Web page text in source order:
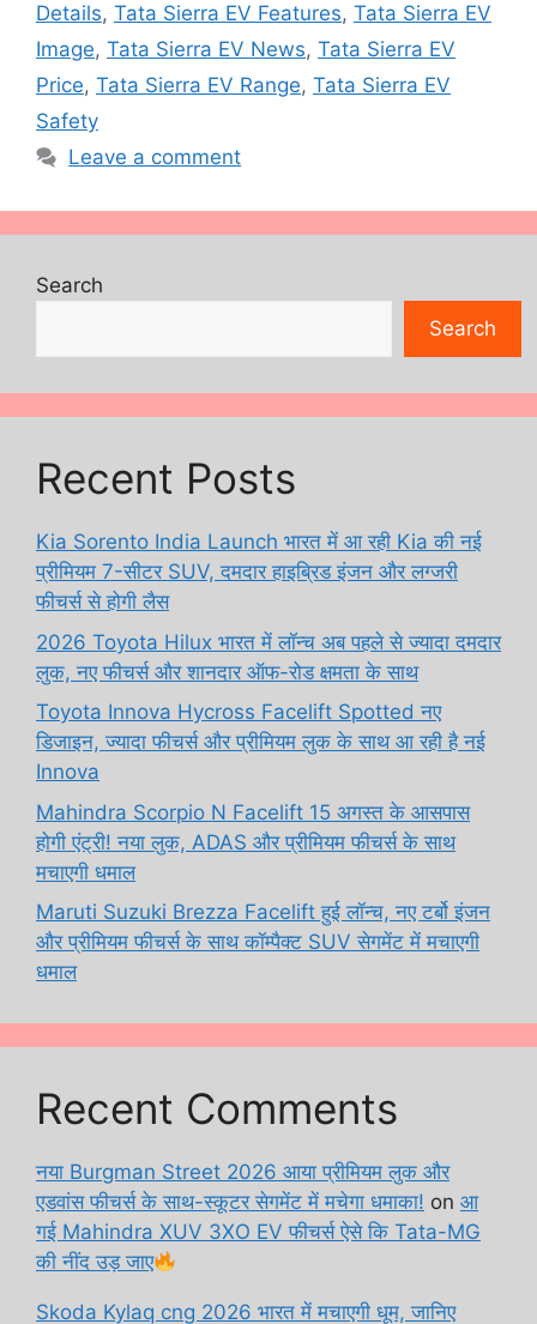
Details, Tata Sierra EV Features, Tata Sierra EV
Image, Tata Sierra EV News, Tata Sierra EV
Price, Tata Sierra EV Range, Tata Sierra EV
Safety
Leave a comment
Search
Search
Recent Posts
Kia Sorento India Launch भारत में आ रही Kia की नई
प्रीमियम 7-सीटर SUV, दमदार हाइब्रिड इंजन और लग्जरी
फीचर्स से होगी लैस
2026 Toyota Hilux भारत में लॉन्च अब पहले से ज्यादा दमदार
लुक, नए फीचर्स और शानदार ऑफ-रोड क्षमता के साथ
Toyota Innova Hycross Facelift Spotted नए
डिजाइन, ज्यादा फीचर्स और प्रीमियम लुक के साथ आ रही है नई
Innova
Mahindra Scorpio N Facelift 15 अगस्त के आसपास
होगी एंट्री! नया लुक, ADAS और प्रीमियम फीचर्स के साथ
मचाएगी धमाल
Maruti Suzuki Brezza Facelift हुई लॉन्च, नए टर्बो इंजन
और प्रीमियम फीचर्स के साथ कॉम्पैक्ट SUV सेगमेंट में मचाएगी
धमाल
Recent Comments
नया Burgman Street 2026 आया प्रीमियम लुक और
एडवांस फीचर्स के साथ-स्कूटर सेगमेंट में मचेगा धमाका! on आ
गई Mahindra XUV 3XO EV फीचर्स ऐसे कि Tata-MG
की नींद उड़ जाए
Skoda Kylaq cng 2026 भारत में मचाएगी धूम, जानिए